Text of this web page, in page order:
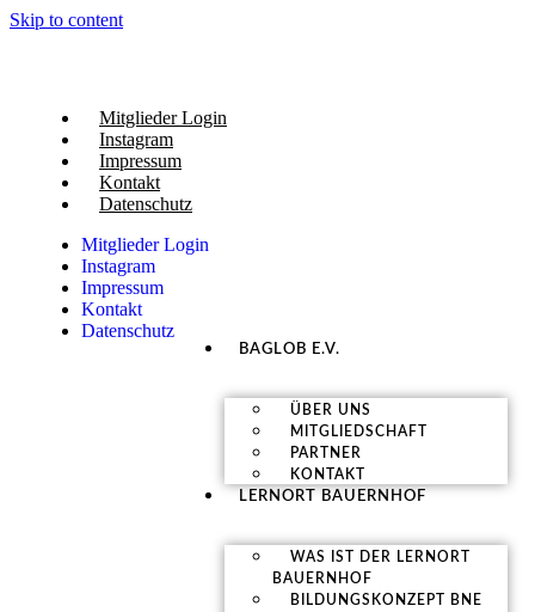
Skip to content
Mitglieder Login
Instagram
Impressum
Kontakt
Datenschutz
Mitglieder Login
Instagram
Impressum
Kontakt
Datenschutz
BAGLOB E.V.
ÜBER UNS
MITGLIEDSCHAFT
PARTNER
KONTAKT
LERNORT BAUERNHOF
WAS IST DER LERNORT
BAUERNHOF
BILDUNGSKONZEPT BNE